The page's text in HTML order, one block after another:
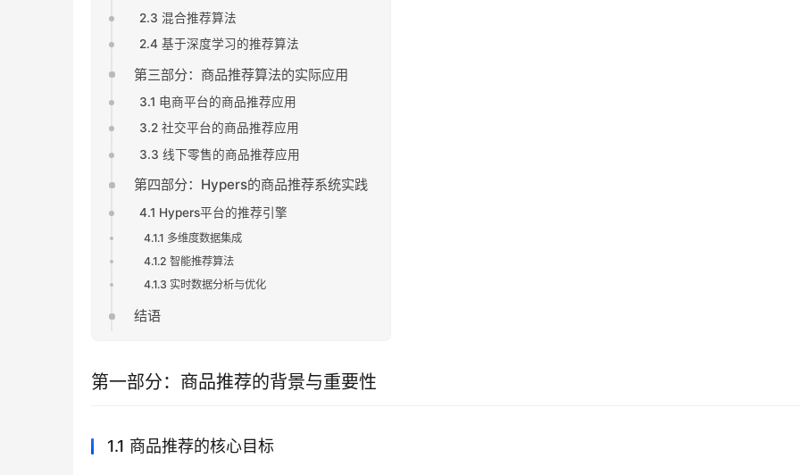
2.3 混合推荐算法
2.4 基于深度学习的推荐算法
第三部分：商品推荐算法的实际应用
3.1 电商平台的商品推荐应用
3.2 社交平台的商品推荐应用
3.3 线下零售的商品推荐应用
第四部分：Hypers的商品推荐系统实践
4.1 Hypers平台的推荐引擎
4.1.1 多维度数据集成
4.1.2 智能推荐算法
4.1.3 实时数据分析与优化
结语
第一部分：商品推荐的背景与重要性
1.1 商品推荐的核心目标